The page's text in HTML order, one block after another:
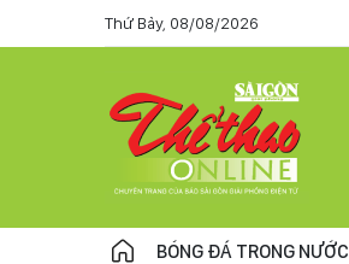
Thứ Bảy, 08/08/2026
BÓNG ĐÁ TRONG NƯỚC